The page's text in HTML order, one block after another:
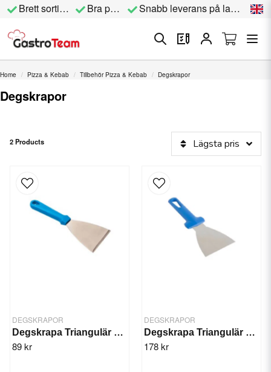
Brett sortiment Bra priser Snabb leverans på lagervara
Home Pizza & Kebab Tillbehör Pizza & Kebab Degskrapor
Degskrapor
2 Products Lägsta pris
DEGSKRAPOR
Degskrapa Triangulär 110x100mm
89 kr
DEGSKRAPOR
Degskrapa Triangulär 100x90 mm
178 kr